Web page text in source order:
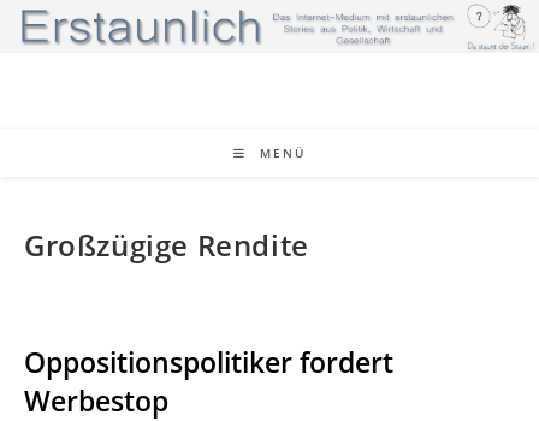
Zum
Inhalt
MENÜ
Großzügige Rendite
Oppositionspolitiker fordert
Werbestop